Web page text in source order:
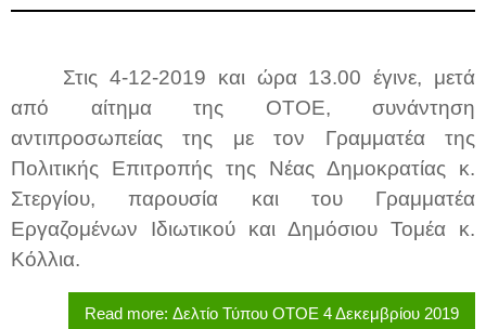
Στις 4-12-2019 και ώρα 13.00 έγινε, μετά
από αίτημα της ΟΤΟΕ, συνάντηση
αντιπροσωπείας της με τον Γραμματέα της
Πολιτικής Επιτροπής της Νέας Δημοκρατίας κ.
Στεργίου, παρουσία και του Γραμματέα
Εργαζομένων Ιδιωτικού και Δημόσιου Τομέα κ.
Κόλλια.
Read more: Δελτίο Τύπου ΟΤΟΕ 4 Δεκεμβρίου 2019